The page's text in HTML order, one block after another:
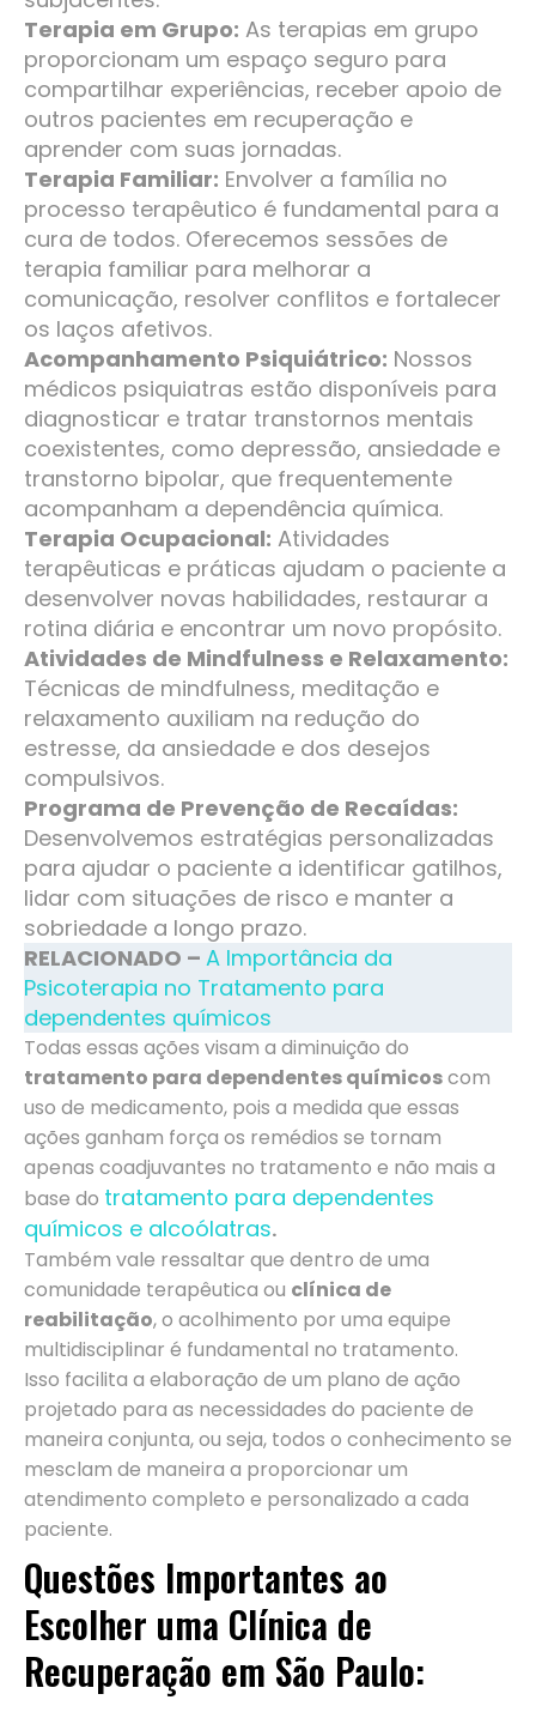
Terapia em Grupo: As terapias em grupo
proporcionam um espaço seguro para
compartilhar experiências, receber apoio de
outros pacientes em recuperação e
aprender com suas jornadas.
Terapia Familiar: Envolver a família no
processo terapêutico é fundamental para a
cura de todos. Oferecemos sessões de
terapia familiar para melhorar a
comunicação, resolver conflitos e fortalecer
os laços afetivos.
Acompanhamento Psiquiátrico: Nossos
médicos psiquiatras estão disponíveis para
diagnosticar e tratar transtornos mentais
coexistentes, como depressão, ansiedade e
transtorno bipolar, que frequentemente
acompanham a dependência química.
Terapia Ocupacional: Atividades
terapêuticas e práticas ajudam o paciente a
desenvolver novas habilidades, restaurar a
rotina diária e encontrar um novo propósito.
Atividades de Mindfulness e Relaxamento:
Técnicas de mindfulness, meditação e
relaxamento auxiliam na redução do
estresse, da ansiedade e dos desejos
compulsivos.
Programa de Prevenção de Recaídas:
Desenvolvemos estratégias personalizadas
para ajudar o paciente a identificar gatilhos,
lidar com situações de risco e manter a
sobriedade a longo prazo.
RELACIONADO – A Importância da
Psicoterapia no Tratamento para
dependentes químicos
Todas essas ações visam a diminuição do
tratamento para dependentes químicoscom
uso de medicamento, pois a medida que essas
ações ganham força os remédios se tornam
apenas coadjuvantes no tratamento e não mais a
base do tratamento para dependentes
químicos e alcoólatras.
Também vale ressaltar que dentro de uma
comunidade terapêutica ou clínica de
reabilitação, o acolhimento por uma equipe
multidisciplinar é fundamental no tratamento.
Isso facilita a elaboração de um plano de ação
projetado para as necessidades do paciente de
maneira conjunta, ou seja, todos o conhecimento se
mesclam de maneira a proporcionar um
atendimento completo e personalizado a cada
paciente.
Questões Importantes ao
Escolher uma Clínica de
Recuperação em São Paulo: